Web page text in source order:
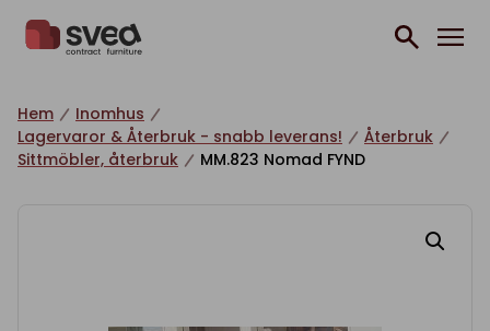
Hem
Inomhus
Lagervaror & Återbruk - snabb leverans!
Återbruk
Sittmöbler, återbruk
MM.823 Nomad FYND